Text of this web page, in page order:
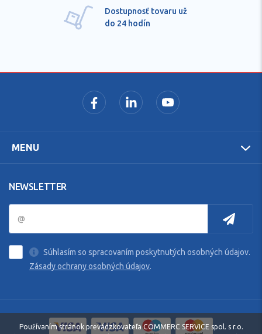
Dostupnosť tovaru už
do 24 hodín
MENU
NEWSLETTER
Súhlasím so spracovaním poskytnutých osobných údajov.
Zásady ochrany osobných údajov.
Používaním stránok prevádzkovateľa COMMERC SERVICE spol. s r.o.